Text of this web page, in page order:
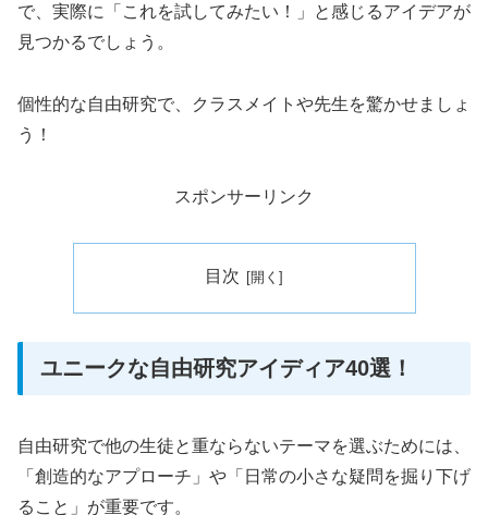
で、実際に「これを試してみたい！」と感じるアイデアが
見つかるでしょう。
個性的な自由研究で、クラスメイトや先生を驚かせましょ
う！
スポンサーリンク
目次
ユニークな自由研究アイディア40選！
自由研究で他の生徒と重ならないテーマを選ぶためには、
「創造的なアプローチ」や「日常の小さな疑問を掘り下げ
ること」が重要です。